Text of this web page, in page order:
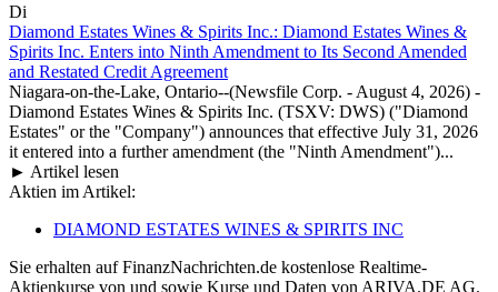
Di
Diamond Estates Wines & Spirits Inc.: Diamond Estates Wines &
Spirits Inc. Enters into Ninth Amendment to Its Second Amended
and Restated Credit Agreement
Niagara-on-the-Lake, Ontario--(Newsfile Corp. - August 4, 2026) -
Diamond Estates Wines & Spirits Inc. (TSXV: DWS) ("Diamond
Estates" or the "Company") announces that effective July 31, 2026
it entered into a further amendment (the "Ninth Amendment")...
► Artikel lesen
Aktien im Artikel:
DIAMOND ESTATES WINES & SPIRITS INC
Sie erhalten auf FinanzNachrichten.de kostenlose Realtime-
Aktienkurse von und sowie Kurse und Daten von ARIVA.DE AG.